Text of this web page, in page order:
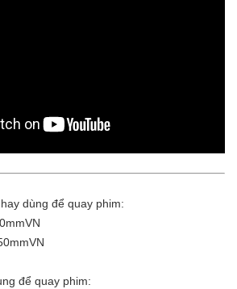
dùng để quay phim:
để quay phim: